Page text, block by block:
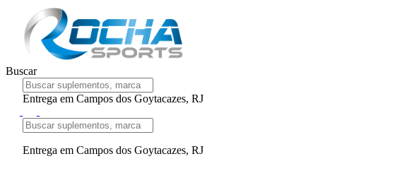
Buscar
Entrega em Campos dos Goytacazes, RJ
Entrega em Campos dos Goytacazes, RJ